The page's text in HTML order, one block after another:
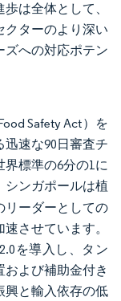
は全体として、
クターのより深い
ズへの対応ポテン
Safety Act）を
速な90日審査チ
標準の6分の1に
シンガポールは植
リーダーとしての
させています。
を導入し、タン
よび補助金付き
興と輸入依存の低